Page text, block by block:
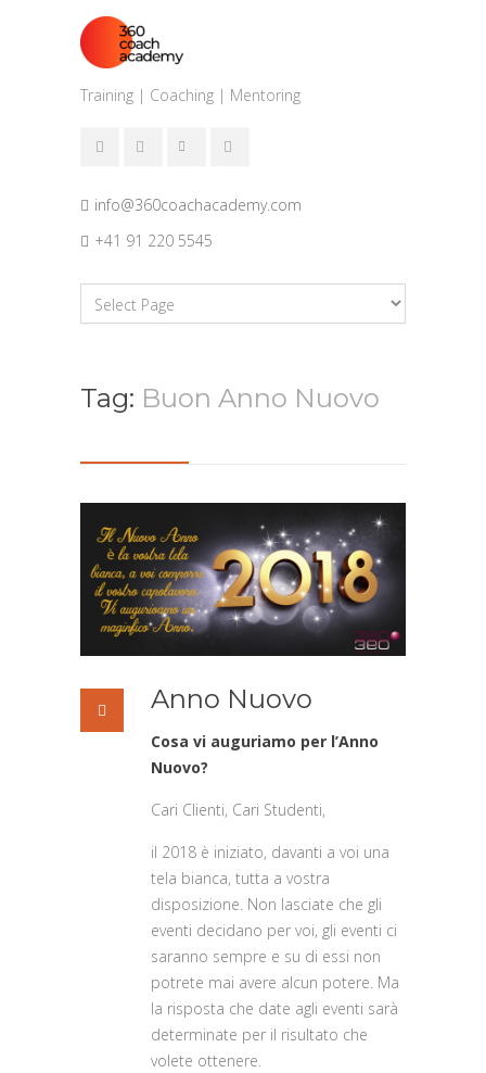
Training | Coaching | Mentoring
info@360coachacademy.com
+41 91 220 5545
Tag: Buon Anno Nuovo
Anno Nuovo
Cosa vi auguriamo per l’Anno
Nuovo?
Cari Clienti, Cari Studenti,
il 2018 è iniziato, davanti a voi una
tela bianca, tutta a vostra
disposizione. Non lasciate che gli
eventi decidano per voi, gli eventi ci
saranno sempre e su di essi non
potrete mai avere alcun potere. Ma
la risposta che date agli eventi sarà
determinate per il risultato che
volete ottenere.